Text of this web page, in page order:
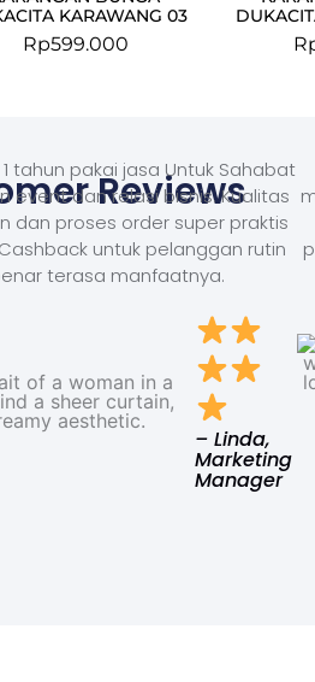
KARAWANG 03
Rp599.000
Reviews
tahun pakai jasa Untuk Sahabat
event dan relasi bisnis. Kualitas
dan proses order super praktis
untuk pelanggan rutin
terasa manfaatnya.
– Linda,
Marketing
Manager